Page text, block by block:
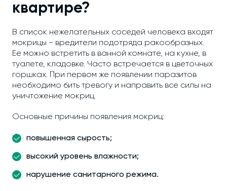
квартире?
В список нежелательных соседей человека входят
мокрицы − вредители подотряда ракообразных.
Ее можно встретить в ванной комнате, на кухне, в
туалете, кладовке. Часто встречается в цветочных
горшках. При первом же появлении паразитов
необходимо бить тревогу и направить все силы на
уничтожение мокриц.
Основные причины появления мокриц:
повышенная сырость;
высокий уровень влажности;
нарушение санитарного режима.